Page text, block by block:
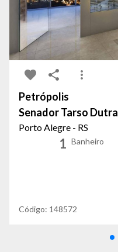
Petrópolis
Senador Tarso Dutra
Porto Alegre - RS
1 Banheiro
Código: 148572